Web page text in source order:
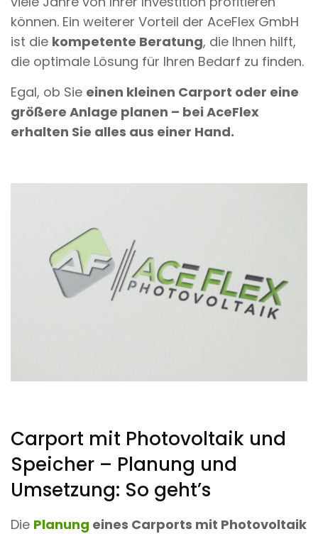
können. Ein weiterer Vorteil der AceFlex GmbH
ist die kompetente Beratung, die Ihnen hilft,
die optimale Lösung für Ihren Bedarf zu finden.
Egal, ob Sie einen kleinen Carport oder eine
größere Anlage planen – bei AceFlex
erhalten Sie alles aus einer Hand.
Carport mit Photovoltaik und
Speicher – Planung und
Umsetzung: So geht’s
Die Planung eines Carports mit Photovoltaik